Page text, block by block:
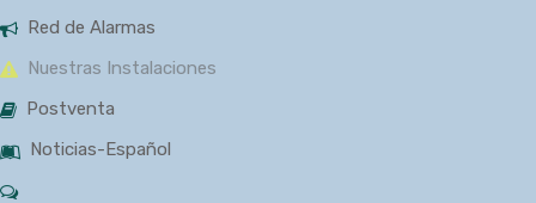
Red de Alarmas
Nuestras Instalaciones
Postventa
Noticias-Español